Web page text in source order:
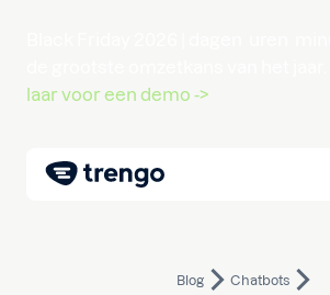
laar voor een demo ->
Blog
Chatbots